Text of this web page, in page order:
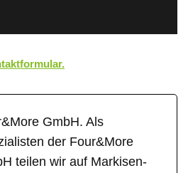
GmbH. Als
der Four&More
teilen wir auf Markisen-